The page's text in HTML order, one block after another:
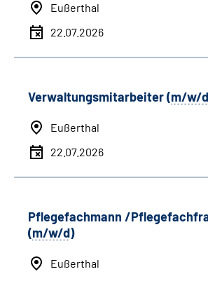
Eußerthal
22.07.2026
Verwaltungsmitarbeiter (m/w/d
Eußerthal
22.07.2026
Pflegefachmann /
(m/w/d)
Eußerthal